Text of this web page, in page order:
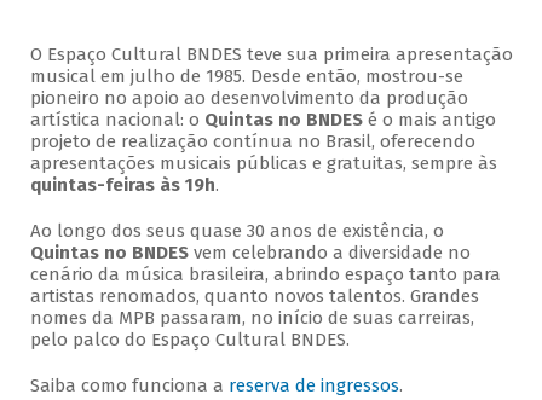
O Espaço Cultural BNDES teve sua primeira apresentação
musical em julho de 1985. Desde então, mostrou-se
pioneiro no apoio ao desenvolvimento da produção
artística nacional: o Quintas no BNDESé o mais antigo
projeto de realização contínua no Brasil, oferecendo
apresentações musicais públicas e gratuitas, sempre às
quintas-feiras às 19h.
Ao longo dos seus quase 30 anos de existência, o
Quintas no BNDESvem celebrando a diversidade no
cenário da música brasileira, abrindo espaço tanto para
artistas renomados, quanto novos talentos. Grandes
nomes da MPB passaram, no início de suas carreiras,
pelo palco do Espaço Cultural BNDES.
Saiba como funciona a reserva de ingressos.